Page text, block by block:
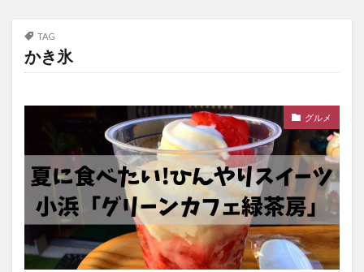
TAG
かき氷
グルメ